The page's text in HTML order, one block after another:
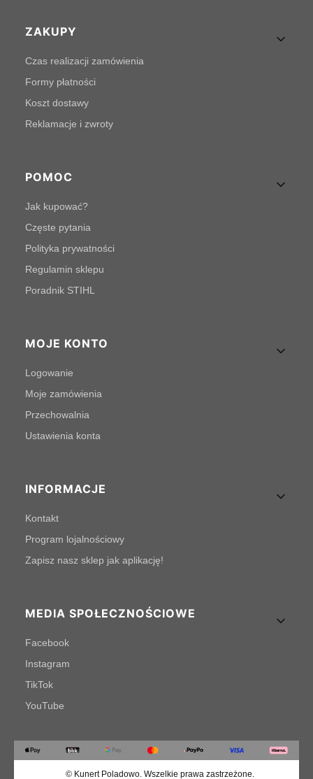
Linki w stopce
ZAKUPY
Czas realizacji zamówienia
Formy płatności
Koszt dostawy
Reklamacje i zwroty
POMOC
Jak kupować?
Częste pytania
Polityka prywatności
Regulamin sklepu
Poradnik STIHL
MOJE KONTO
Logowanie
Moje zamówienia
Przechowalnia
Ustawienia konta
INFORMACJE
Kontakt
Program lojalnościowy
Zapisz nasz sklep jak aplikację!
MEDIA SPOŁECZNOŚCIOWE
Facebook
Instagram
TikTok
YouTube
© Kunert Poladowo. Wszelkie prawa zastrzeżone.